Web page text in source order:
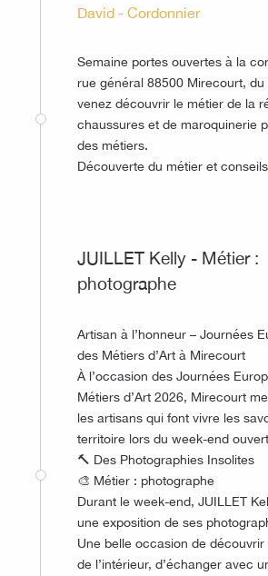
David - Cordonnier
Semaine portes ouvertes à la
rue général 88500 Mirecourt, du
venez découvrir le métier de la
chaussures et de maroquinerie
des métiers.
Découverte du métier et
JUILLET Kelly - Métier :
photographe
Artisan à l’honneur – Journées
des Métiers d’Art à Mirecourt
À l’occasion des Journées
Métiers d’Art 2026, Mirecourt
les artisans qui font vivre les
territoire lors du week-end
🔨 Des Photographies Insolites
🎨 Métier : photographe
Durant le week-end, JUILLET
une exposition de ses
Une belle occasion de découvrir
de l’intérieur, d’échanger avec